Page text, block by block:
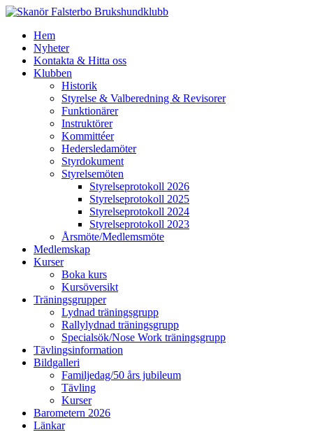
Hem
Nyheter
Kontakta & Hitta oss
Klubben
Historik
Styrelse & Valberedning & Revisorer
Funktionärer
Instruktörer
Kommittéer
Hedersledamöter
Styrdokument
Styrelsemöten
Styrelseprotokoll 2026
Styrelseprotokoll 2025
Styrelseprotokoll 2024
Styrelseprotokoll 2023
Årsmöte/Medlemsmöte
Medlemskap
Kurser
Boka kurs
Kursöversikt
Träningsgrupper
Lydnad träningsgrupp
Rallylydnad träningsgrupp
Specialsök/Nose Work träningsgrupp
Tävlingsinformation
Bildgalleri
Familjedag/50 års jubileum
Tävling
Kurser
Barometern 2026
Länkar